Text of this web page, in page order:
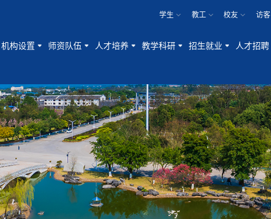
学生 教工 校友 访客
机构设置 师资队伍 人才培养 教学科研 招生就业 人才招聘